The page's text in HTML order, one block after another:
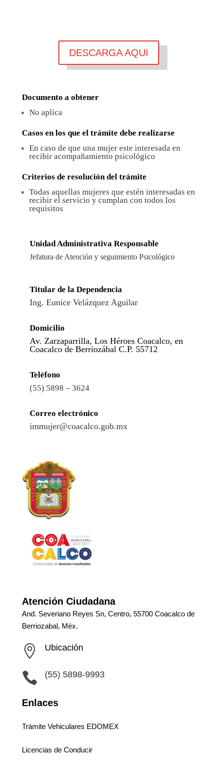
DESCARGA AQUI
Documento a obtener
No aplica
Casos en los que el trámite debe realizarse
En caso de que una mujer este interesada en
recibir acompañamiento psicológico
Criterios de resolución del trámite
Todas aquellas mujeres que estén interesadas en
recibir el servicio y cumplan con todos los
requisitos
Unidad Administrativa Responsable
Jefatura de Atención y seguimiento Psicológico
Titular de la Dependencia
Ing. Eunice Velázquez Aguilar
Domicilio
Av. Zarzaparrilla, Los Héroes Coacalco, en
Coacalco de Berriozábal C.P. 55712
Teléfono
(55) 5898 – 3624
Correo electrónico
immujer@coacalco.gob.mx
Atención Ciudadana
And. Severiano Reyes Sn, Centro, 55700 Coacalco de
Berriozabal, Méx.
 Ubicación
 (55) 5898-9993
Enlaces
Trámite Vehiculares EDOMEX
Licencias de Conducir